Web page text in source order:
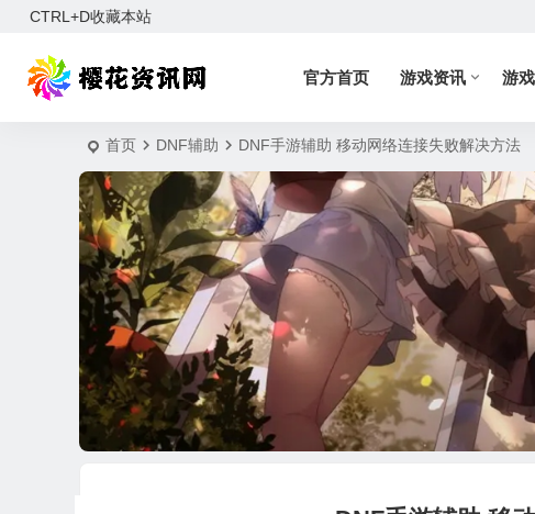
CTRL+D收藏本站
官方首页 游戏资讯 游
首页 DNF辅助 DNF手游辅助 移动网络连接失败解决方法